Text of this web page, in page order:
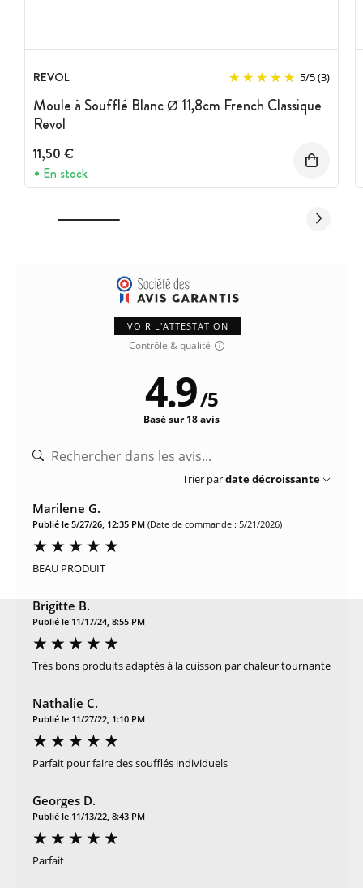
REVOL 5/5(3)
Moule à Soufflé Blanc Ø 11,8cm French Classique
Revol
11,50 €
En stock
VOIR L'ATTESTATION
Contrôle & qualité
4.9/5
Basé sur 18 avis
Trier pardate décroissante
Marilene G.
Publié le 5/27/26, 12:35 PM (Date de commande : 5/21/2026)
BEAU PRODUIT
Brigitte B.
Publié le 11/17/24, 8:55 PM
Très bons produits adaptés à la cuisson par chaleur tournante
Nathalie C.
Publié le 11/27/22, 1:10 PM
Parfait pour faire des soufflés individuels
Georges D.
Publié le 11/13/22, 8:43 PM
Parfait